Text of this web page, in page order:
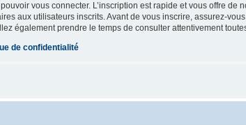
vous connecter. L’inscription est rapide et vous offre
aux utilisateurs inscrits. Avant de vous inscrire, assurez-
également prendre le temps de consulter attentivement
de confidentialité